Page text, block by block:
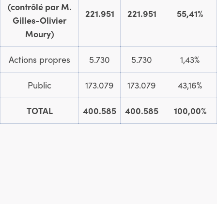
(contrôlé par M.
Gilles-Olivier
Moury)
221.951 221.951 55,41%
Actions propres 5.730 5.730 1,43%
Public 173.079 173.079 43,16%
TOTAL 400.585 400.585 100,00%